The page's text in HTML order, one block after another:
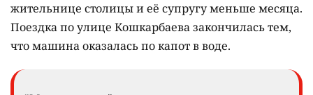
жительнице столицы и её супругу меньше месяца.
Поездка по улице Кошкарбаева закончилась тем,
что машина оказалась по капот в воде.